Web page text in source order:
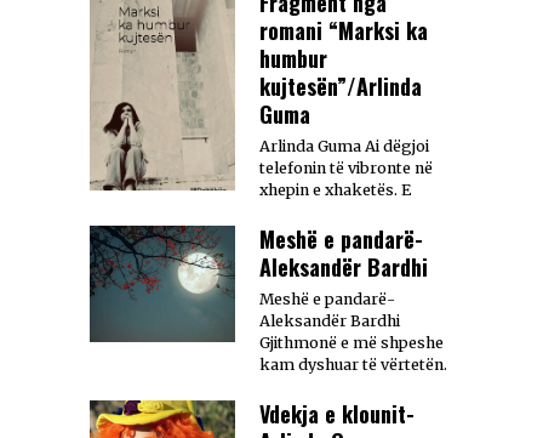
romani “Marksi ka
humbur
kujtesën”/Arlinda
Guma
Arlinda Guma Ai dëgjoi
telefonin të vibronte në
xhepin e xhaketës. E
Meshë e pandarë-
Aleksandër Bardhi
Meshë e pandarë-
Aleksandër Bardhi
Gjithmonë e më shpeshe
kam dyshuar të vërtetën.
Vdekja e klounit-